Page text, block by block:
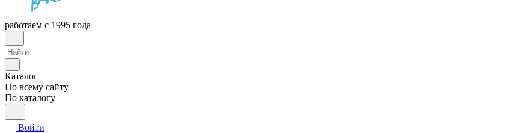
работаем с 1995 года
Каталог
По всему сайту
По каталогу
Войти